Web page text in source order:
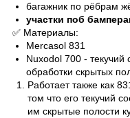
багажник по рёбрам
участки поб
✅ Материалы:
Mercasol 831
Nuxodol 700 - текучий
обработки скрытых
Работает также как
том что его текучий
им скрытые полости